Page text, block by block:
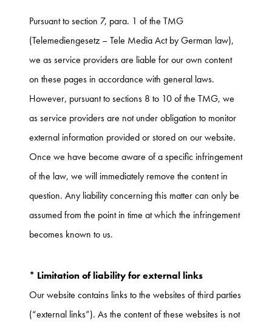
Pursuant to section 7, para. 1 of the TMG
(Telemediengesetz – Tele Media Act by German law),
we as service providers are liable for our own content
on these pages in accordance with general laws.
However, pursuant to sections 8 to 10 of the TMG, we
as service providers are not under obligation to monitor
external information provided or stored on our website.
Once we have become aware of a specific infringement
of the law, we will immediately remove the content in
question. Any liability concerning this matter can only be
assumed from the point in time at which the infringement
becomes known to us.
* Limitation of liability for external links
Our website contains links to the websites of third parties
(“external links”). As the content of these websites is not